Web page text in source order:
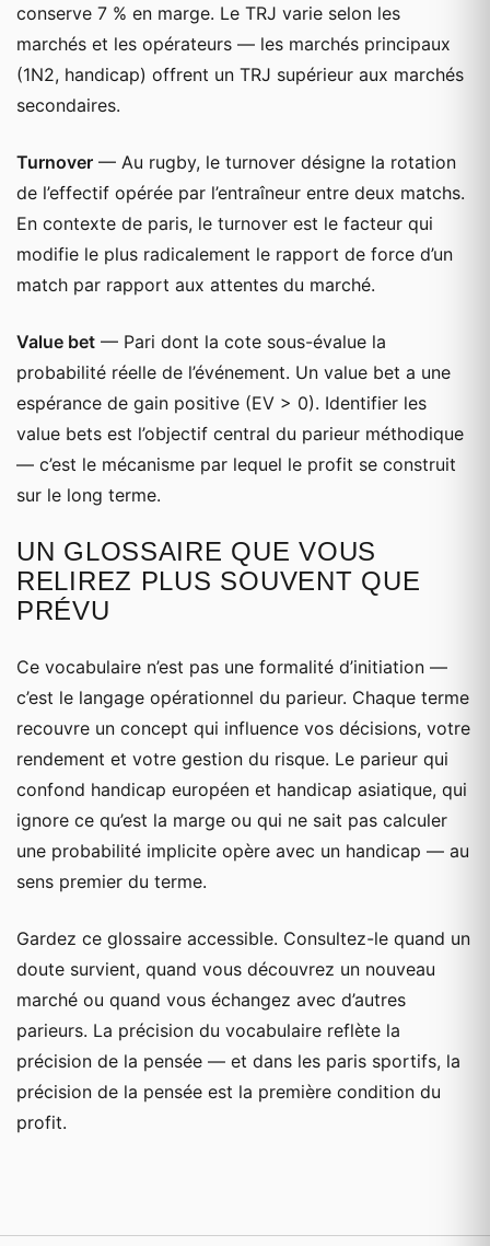
conserve 7 % en marge. Le TRJ varie selon les
marchés et les opérateurs — les marchés principaux
(1N2, handicap) offrent un TRJ supérieur aux marchés
secondaires.
Turnover — Au rugby, le turnover désigne la rotation
de l’effectif opérée par l’entraîneur entre deux matchs.
En contexte de paris, le turnover est le facteur qui
modifie le plus radicalement le rapport de force d’un
match par rapport aux attentes du marché.
Value bet — Pari dont la cote sous-évalue la
probabilité réelle de l’événement. Un value bet a une
espérance de gain positive (EV > 0). Identifier les
value bets est l’objectif central du parieur méthodique
— c’est le mécanisme par lequel le profit se construit
sur le long terme.
UN GLOSSAIRE QUE VOUS
RELIREZ PLUS SOUVENT QUE
PRÉVU
Ce vocabulaire n’est pas une formalité d’initiation —
c’est le langage opérationnel du parieur. Chaque terme
recouvre un concept qui influence vos décisions, votre
rendement et votre gestion du risque. Le parieur qui
confond handicap européen et handicap asiatique, qui
ignore ce qu’est la marge ou qui ne sait pas calculer
une probabilité implicite opère avec un handicap — au
sens premier du terme.
Gardez ce glossaire accessible. Consultez-le quand un
doute survient, quand vous découvrez un nouveau
marché ou quand vous échangez avec d’autres
parieurs. La précision du vocabulaire reflète la
précision de la pensée — et dans les paris sportifs, la
précision de la pensée est la première condition du
profit.